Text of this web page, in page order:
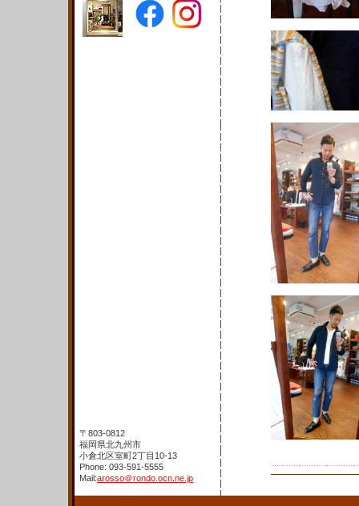
〒803-0812
福岡県北九州市
小倉北区室町2丁目10-13
Phone: 093-591-5555
Mail:arosso＠rondo.ocn.ne.jp